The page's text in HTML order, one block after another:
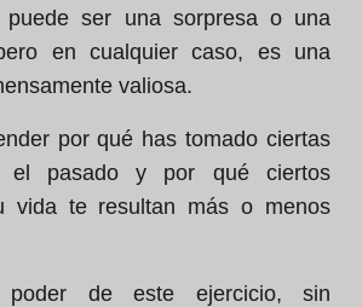
puede ser una sorpresa o una
en cualquier caso, es una
valiosa.
por qué has tomado ciertas
el pasado y por qué ciertos
vida te resultan más o menos
poder de este ejercicio, sin